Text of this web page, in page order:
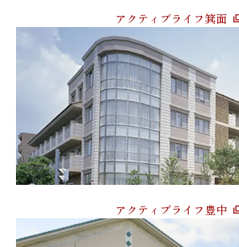
アクティブライフ箕面
アクティブライフ豊中